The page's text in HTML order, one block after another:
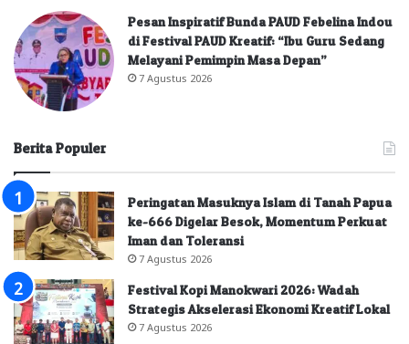
Pesan Inspiratif Bunda PAUD Febelina Indou
di Festival PAUD Kreatif: “Ibu Guru Sedang
Melayani Pemimpin Masa Depan”
7 Agustus 2026
Berita Populer
Peringatan Masuknya Islam di Tanah Papua
ke-666 Digelar Besok, Momentum Perkuat
Iman dan Toleransi
7 Agustus 2026
Festival Kopi Manokwari 2026: Wadah
Strategis Akselerasi Ekonomi Kreatif Lokal
7 Agustus 2026